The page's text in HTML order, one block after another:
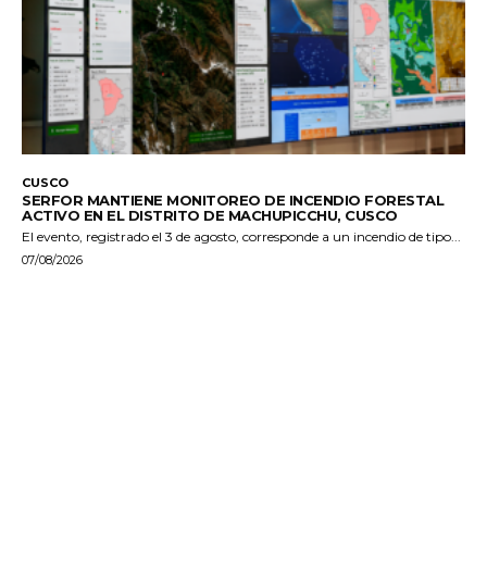
CUSCO
SERFOR MANTIENE MONITOREO DE INCENDIO FORESTAL
ACTIVO EN EL DISTRITO DE MACHUPICCHU, CUSCO
El evento, registrado el 3 de agosto, corresponde a un incendio de tipo...
07/08/2026